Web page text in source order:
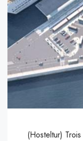
(Hosteltur) T